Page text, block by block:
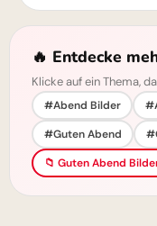
🔥 Entdecke
Klicke auf ein Thema,
#Abend Bilder
#Guten Abend
📁 Guten Abend